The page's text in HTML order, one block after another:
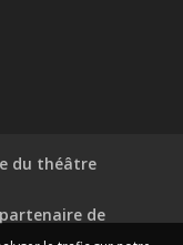
du théâtre
de